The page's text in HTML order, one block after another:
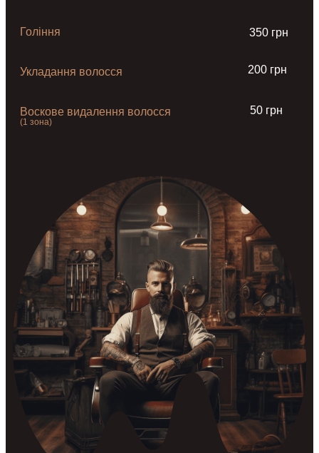
Гоління 350 грн
Укладання волосся 200 грн
Воскове видалення волосся
(1 зона)
50 грн